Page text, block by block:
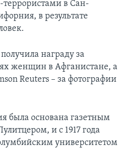
террористами в Сан-
в результате
награду за
женщин в Афганистане, а
Reuters – за фотографии
была основана газетным
и с 1917 года
университетом